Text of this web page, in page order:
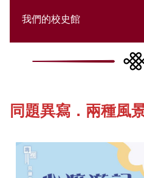
《新亞．新知》
《新亞簡訊》
《新亞書院概覽》
其他書院出版
我們的校史館
New Asia Then and Now
Campus Tour
Fellows of the College
同題異寫．兩種風